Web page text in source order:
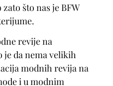
što nas je BFW
revije na
je da nema velikih
modnih revija na
i u modnim